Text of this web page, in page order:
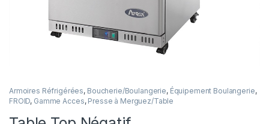
Armoires Réfrigérées, Boucherie/Boulangerie, Équipement Boulangerie,
FROID, Gamme Acces, Presse à Merguez/Table